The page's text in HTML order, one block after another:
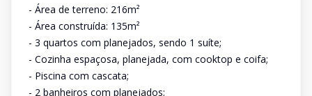
- Área de terreno: 216m²
- Área construída: 135m²
- 3 quartos com planejados, sendo 1 suíte;
- Cozinha espaçosa, planejada, com cooktop e coifa;
- Piscina com cascata;
- 2 banheiros com planejados;